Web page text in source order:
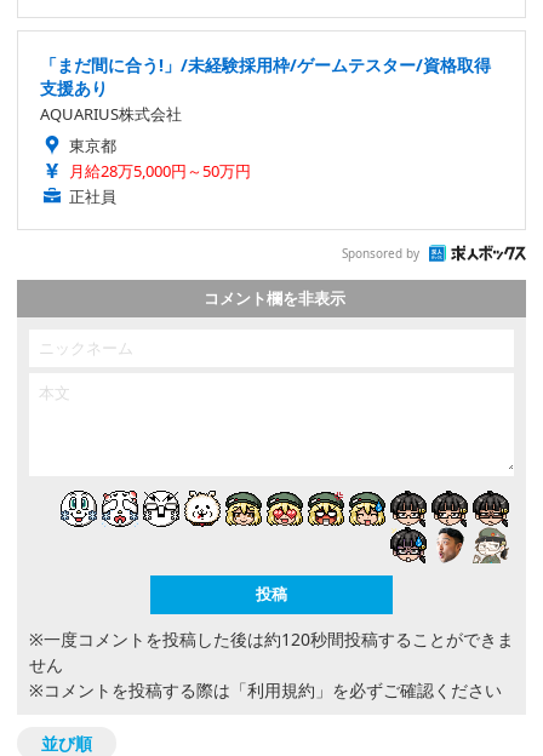
「まだ間に合う!」/未経験採用枠/ゲームテスター/資格取得
支援あり
AQUARIUS株式会社
東京都
月給28万5,000円～50万円
正社員
Sponsored by
コメント欄を非表示
※一度コメントを投稿した後は約120秒間投稿することができま
せん
※コメントを投稿する際は 「利用規約」 を必ずご確認ください
並び順